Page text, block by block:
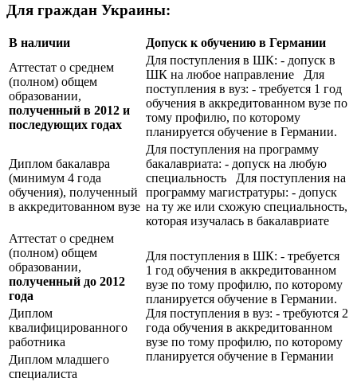
Для граждан Украины:
В наличии
Допуск к обучению в Германии
Аттестат о среднем
(полном) общем
образовании,
полученный в 2012 и
последующих годах
Для поступления в ШК: - допуск в
ШК на любое направление Для
поступления в вуз: - требуется 1 год
обучения в аккредитованном вузе по
тому профилю, по которому
планируется обучение в Германии.
Диплом бакалавра
(минимум 4 года
обучения), полученный
в аккредитованном вузе
Для поступления на программу
бакалавриата: - допуск на любую
специальность Для поступления на
программу магистратуры: - допуск
на ту же или схожую специальность,
которая изучалась в бакалавриате
Аттестат о среднем
(полном) общем
образовании,
полученный до 2012
года
Для поступления в ШК: - требуется
1 год обучения в аккредитованном
вузе по тому профилю, по которому
планируется обучение в Германии.
Для поступления в вуз: - требуются 2
года обучения в аккредитованном
вузе по тому профилю, по которому
планируется обучение в Германии
Диплом
квалифицированного
работника
Диплом младшего
специалиста